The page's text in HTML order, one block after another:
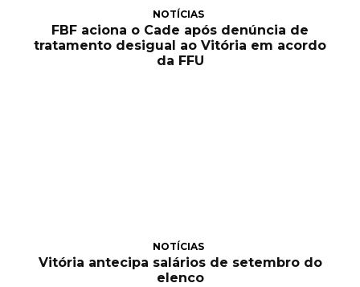
NOTÍCIAS
FBF aciona o Cade após denúncia de
tratamento desigual ao Vitória em acordo
da FFU
NOTÍCIAS
Vitória antecipa salários de setembro do
elenco